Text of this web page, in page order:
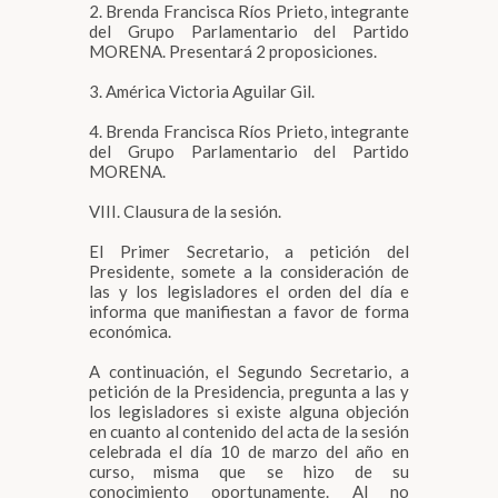
2. Brenda Francisca Ríos Prieto, integrante
del Grupo Parlamentario del Partido
MORENA. Presentará 2 proposiciones.
3. América Victoria Aguilar Gil.
4. Brenda Francisca Ríos Prieto, integrante
del Grupo Parlamentario del Partido
MORENA.
VIII. Clausura de la sesión.
El Primer Secretario, a petición del
Presidente, somete a la consideración de
las y los legisladores el orden del día e
informa que manifiestan a favor de forma
económica.
A continuación, el Segundo Secretario, a
petición de la Presidencia, pregunta a las y
los legisladores si existe alguna objeción
en cuanto al contenido del acta de la sesión
celebrada el día 10 de marzo del año en
curso, misma que se hizo de su
conocimiento oportunamente. Al no